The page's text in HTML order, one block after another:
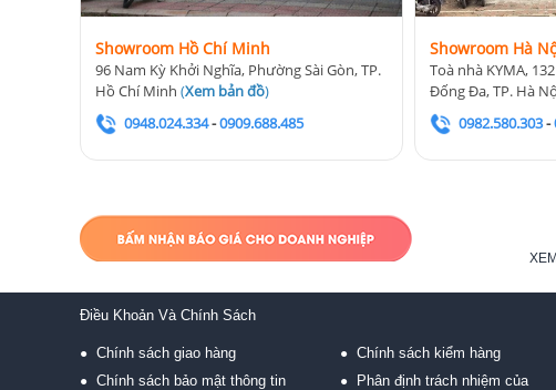
Showroom Hồ Chí Minh
96 Nam Kỳ Khởi Nghĩa, Phường Sài Gòn, TP.
Hồ Chí Minh (Xem bản đồ)
0948.024.334-0909.688.485
Showroom Hà
Toà nhà KYMA,
Đống Đa, TP. Hà
0982.580.303-
Điều Khoản Và Chính Sách
● Chính sách giao hàng
● Chính sách bảo mật thông tin
● Chính sách kiểm hàng
● Phân định trách nhiệm của